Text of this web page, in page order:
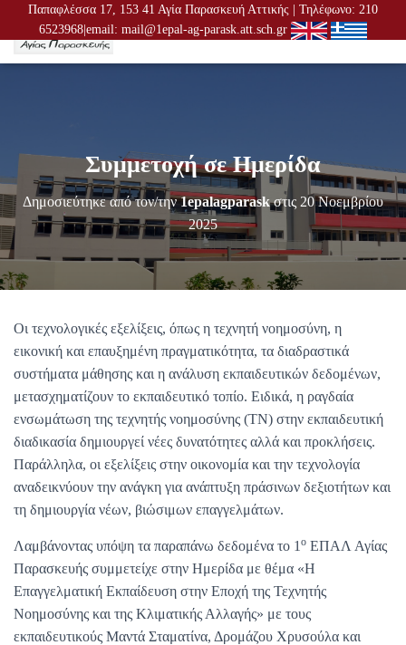
Παπαφλέσσα 17, 153 41 Αγία Παρασκευή Αττικής | Τηλέφωνο: 210
6523968|email: mail@1epal-ag-parask.att.sch.gr
Ν
Ή
Π
Λ
Ο
Ή
Συμμετοχή σε Ημερίδα
Δημοσιεύτηκε από τον/την1epalagparaskστις 20 Νοεμβρίου
2025
Οι τεχνολογικές εξελίξεις, όπως η τεχνητή νοημοσύνη, η
εικονική και επαυξημένη πραγματικότητα, τα διαδραστικά
συστήματα μάθησης και η ανάλυση εκπαιδευτικών δεδομένων,
μετασχηματίζουν το εκπαιδευτικό τοπίο. Ειδικά, η ραγδαία
ενσωμάτωση της τεχνητής νοημοσύνης (ΤΝ) στην εκπαιδευτική
διαδικασία δημιουργεί νέες δυνατότητες αλλά και προκλήσεις.
Παράλληλα, οι εξελίξεις στην οικονομία και την τεχνολογία
αναδεικνύουν την ανάγκη για ανάπτυξη πράσινων δεξιοτήτων και
τη δημιουργία νέων, βιώσιμων επαγγελμάτων.
Λαμβάνοντας υπόψη τα παραπάνω δεδομένα το 1 ο ΕΠΑΛ Αγίας
Παρασκευής συμμετείχε στην Ημερίδα με θέμα «Η
Επαγγελματική Εκπαίδευση στην Εποχή της Τεχνητής
Νοημοσύνης και της Κλιματικής Αλλαγής» με τους
εκπαιδευτικούς Μαντά Σταματίνα, Δρομάζου Χρυσούλα και